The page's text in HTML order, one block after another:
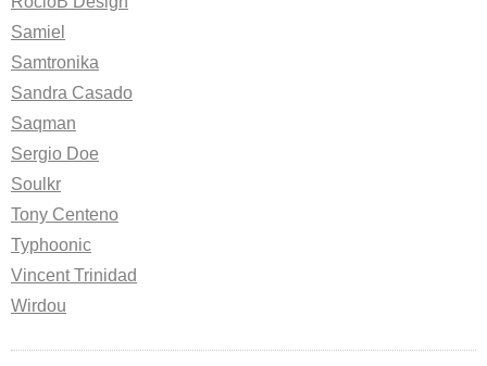
Samiel
Samtronika
Sandra Casado
Saqman
Sergio Doe
Soulkr
Tony Centeno
Typhoonic
Vincent Trinidad
Wirdou